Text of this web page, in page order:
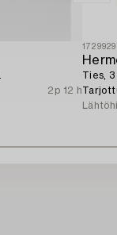
2p 12 h
1729929
Ties, 3